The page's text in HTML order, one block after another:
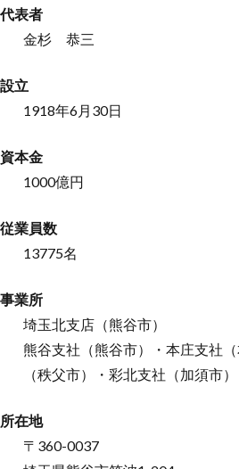
代表者
金杉 恭三
設立
1918年6月30日
資本⾦
1000億円
従業員数
13775名
事業所
埼玉北支店（熊谷市）
熊谷支社（熊谷市）・本庄支社
（秩父市）・彩北支社（加須市）
所在地
〒360-0037